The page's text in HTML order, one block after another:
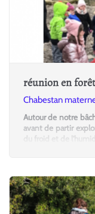
réunion en forêt
Chabestan
Autour de notre
avant de partir
du froid et de